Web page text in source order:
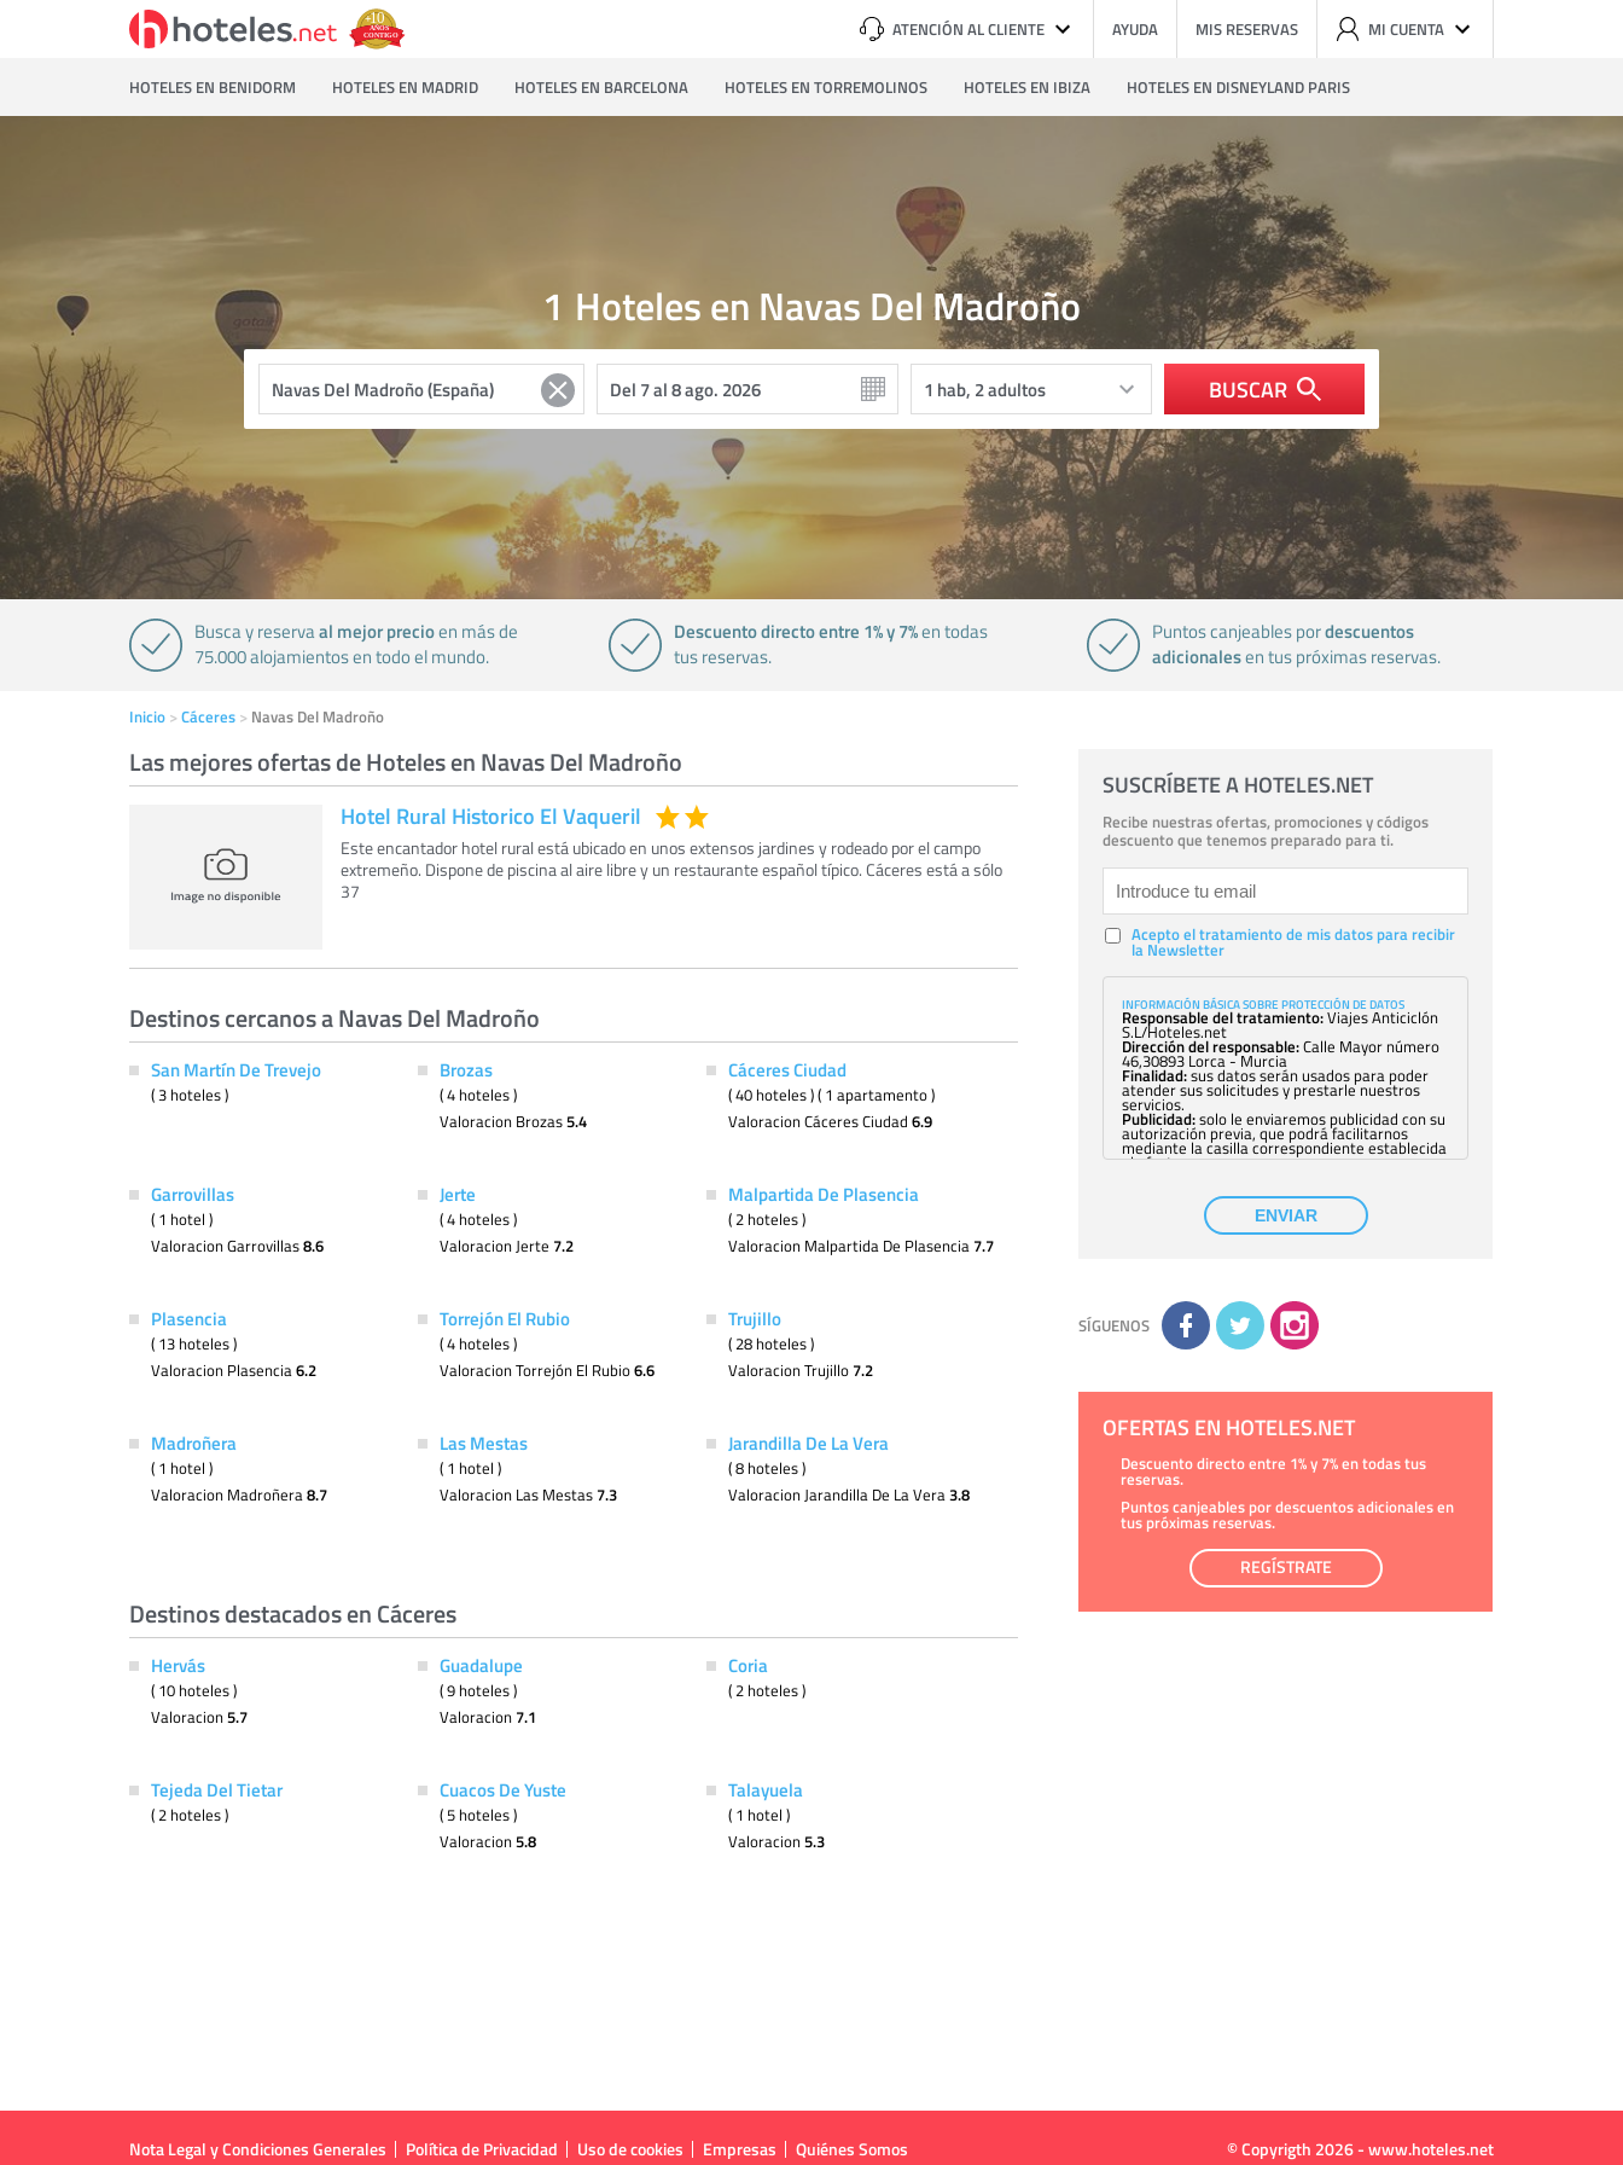
ATENCIÓN AL CLIENTE AYUDA MIS RESERVAS MI CUENTA
HOTELES EN BENIDORM HOTELES EN MADRID HOTELES EN BARCELONA HOTELES EN TORREMOLINOS HOTELES EN IBIZA HOTELES EN DISNEYLAND PARIS
Hoteles en Navas Del Madroño
1
BUSCAR
Busca y reservaal mejor precioen más de
75.000 alojamientos en todo el mundo.
Descuento directo entre 1% y 7%en todas
tus reservas.
Puntos canjeables pordescuentos
adicionalesen tus próximas reservas.
Inicio Cáceres Navas Del Madroño
Las mejores ofertas de Hoteles en Navas Del Madroño
Hotel Rural Historico El Vaqueril
Este encantador hotel rural está ubicado en unos extensos jardines y rodeado por el campo
extremeño. Dispone de piscina al aire libre y un restaurante español típico. Cáceres está a sólo
37
Destinos cercanos a Navas Del Madroño
San Martín De Trevejo
( 3 hoteles )
Brozas
( 4 hoteles )
Valoracion Brozas5.4
Cáceres Ciudad
( 40 hoteles ) ( 1 apartamento )
Valoracion Cáceres Ciudad 6.9
Garrovillas
( 1 hotel )
Valoracion Garrovillas8.6
Jerte
( 4 hoteles )
Valoracion Jerte 7.2
Malpartida De Plasencia
( 2 hoteles )
Valoracion Malpartida De Plasencia 7.7
Plasencia
( 13 hoteles )
Valoracion Plasencia6.2
Torrejón El Rubio
( 4 hoteles )
Valoracion Torrejón El Rubio6.6
Trujillo
( 28 hoteles )
Valoracion Trujillo 7.2
Madroñera
( 1 hotel )
Valoracion Madroñera8.7
Las Mestas
( 1 hotel )
Valoracion Las Mestas 7.3
Jarandilla De La Vera
( 8 hoteles )
Valoracion Jarandilla De La Vera3.8
Destinos destacados en Cáceres
Hervás
( 10 hoteles )
Valoracion5.7
Guadalupe
( 9 hoteles )
Valoracion 7.1
Coria
( 2 hoteles )
Tejeda Del Tietar
( 2 hoteles )
Cuacos De Yuste
( 5 hoteles )
Valoracion5.8
Talayuela
( 1 hotel )
Valoracion5.3
SUSCRÍBETE A HOTELES.NET
Recibe nuestras ofertas, promociones y códigos
descuento que tenemos preparado para ti.
Acepto el tratamiento de mis datos para recibir
la Newsletter
INFORMACIÓN BÁSICA SOBRE PROTECCIÓN DE DATOS
Responsable del tratamiento:Viajes Anticiclón
S.L/Hoteles.net
Dirección del responsable:Calle Mayor número
46,30893 Lorca - Murcia
Finalidad:sus datos serán usados para poder
atender sus solicitudes y prestarle nuestros
servicios.
Publicidad:solo le enviaremos publicidad con su
autorización previa, que podrá facilitarnos
mediante la casilla correspondiente establecida
al efecto.
con su consentimiento previo, que podrá
facilitarnos mediante la casilla correspondiente
establecida al efecto.
Destinatarios:con carácter general, sólo el
Derechos:tiene derecho a saber qué
información tenemos sobre usted, corregirla y
eliminarla, tal y como se explica en la
información adicional disponible en nuestra
la información adicional y detallada sobre cómo
ENVIAR
SÍGUENOS
OFERTAS EN HOTELES.NET
Descuento directo entre 1% y 7% en todas tus
reservas.
Puntos canjeables por descuentos adicionales en
tus próximas reservas.
REGÍSTRATE
Nota Legal y Condiciones Generales Política de Privacidad Uso de cookies Empresas Quiénes Somos © Copyrigth 2026 - www.hoteles.net